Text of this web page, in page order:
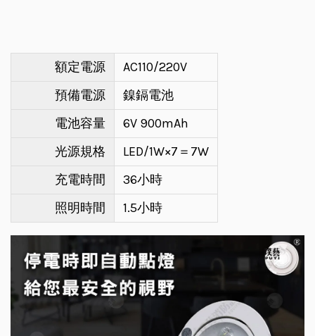
額定電源
AC110/220V
預備電源
鎳鎘電池
電池容量
6V 900mAh
光源規格
LED/1W×7＝7W
充電時間
36小時
照明時間
1.5小時